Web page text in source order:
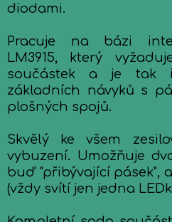
diodami.
Pracuje na bázi
LM3915, který
součástek a je tak
základních návyků s
plošných spojů.
Skvělý ke všem
vybuzení. Umožňuje
buď "přibývající pásek",
(vždy svítí jen jedna